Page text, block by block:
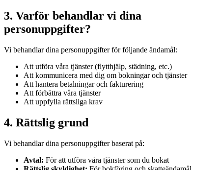
3. Varför behandlar vi dina
personuppgifter?
Vi behandlar dina personuppgifter för följande ändamål:
Att utföra våra tjänster (flytthjälp, städning, etc.)
Att kommunicera med dig om bokningar och tjänster
Att hantera betalningar och fakturering
Att förbättra våra tjänster
Att uppfylla rättsliga krav
4. Rättslig grund
Vi behandlar dina personuppgifter baserat på:
Avtal: För att utföra våra tjänster som du bokat